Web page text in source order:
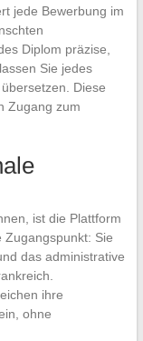
jede Bewerbung im
Diplom präzise,
Sie jedes
Diese
Zugang zum
ist die Plattform
Sie
das administrative
ihre
ohne